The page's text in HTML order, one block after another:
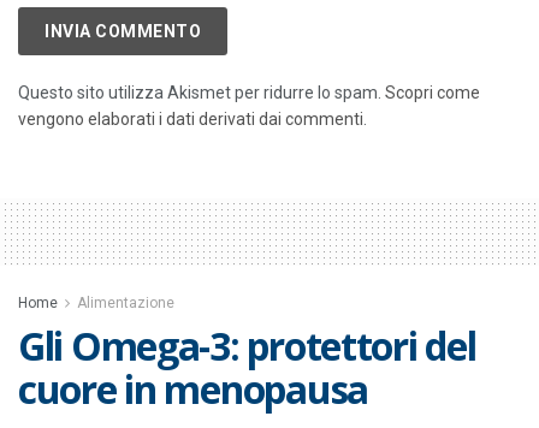
Questo sito utilizza Akismet per ridurre lo spam. Scopri come
vengono elaborati i dati derivati dai commenti.
Home Alimentazione
Gli Omega-3: protettori del
cuore in menopausa